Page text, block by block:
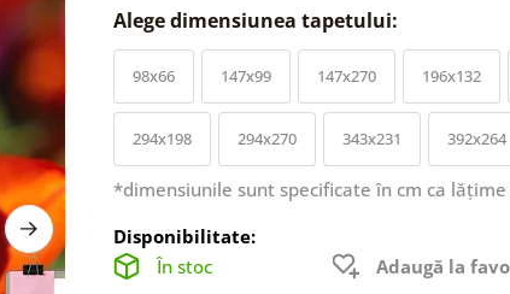
Alege dimensiunea tapetului:
98x66 147x99 147x270 196x132
294x198 294x270 343x231 392x264
*dimensiunile sunt specificate în cm ca
Disponibilitate:
În stoc
Adaugă la